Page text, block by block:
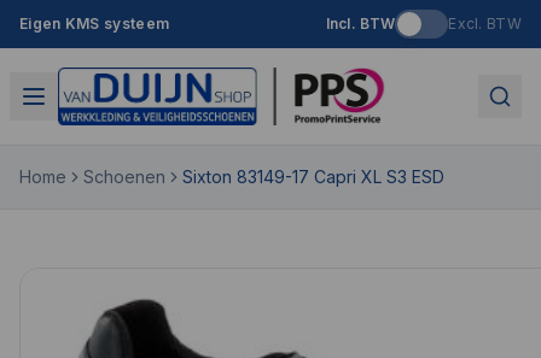
Eigen KMS systeem Incl. BTW Excl. BTW
Home Schoenen Sixton 83149-17 Capri XL S3 ESD